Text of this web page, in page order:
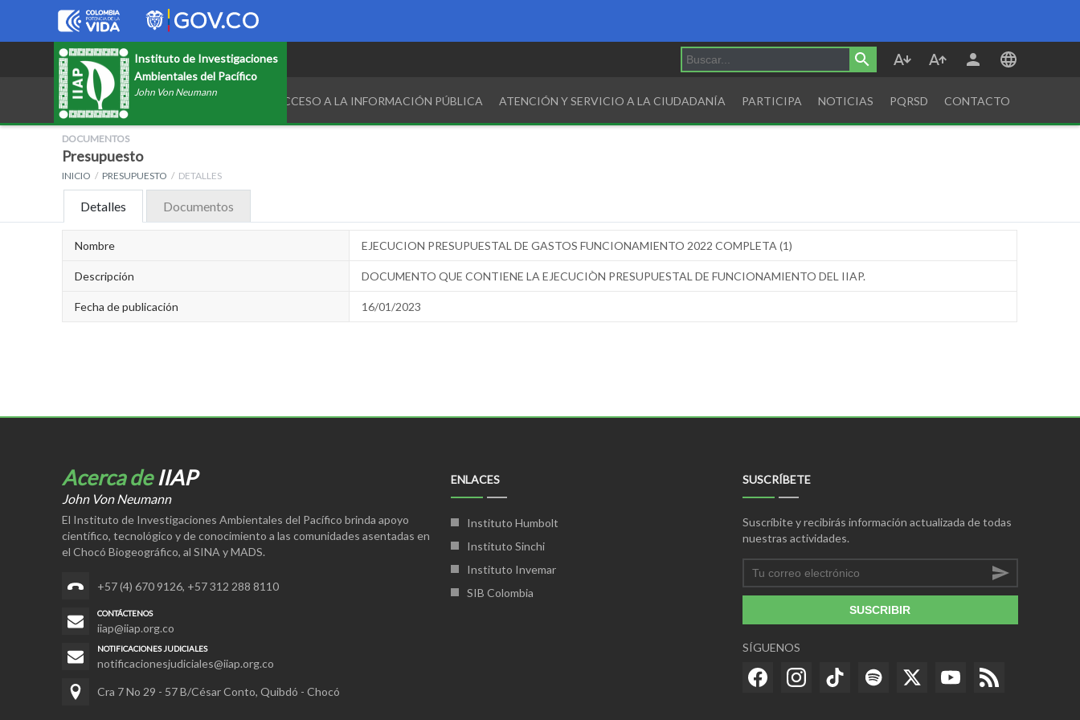
Instituto de Investigaciones
Ambientales del Pacífico
John Von Neumann
TRANSPARENCIA Y ACCESO A LA INFORMACIÓN PÚBLICA ATENCIÓN Y SERVICIO A LA CIUDADANÍA PARTICIPA NOTICIAS PQRSD CONTACTO
DOCUMENTOS
Presupuesto
INICIO PRESUPUESTO DETALLES
Detalles Documentos
Nombre EJECUCION PRESUPUESTAL DE GASTOS FUNCIONAMIENTO 2022 COMPLETA (1)
Descripción DOCUMENTO QUE CONTIENE LA EJECUCIÒN PRESUPUESTAL DE FUNCIONAMIENTO DEL IIAP.
Fecha de publicación 16/01/2023
Acerca deIIAP
John Von Neumann
El Instituto de Investigaciones Ambientales del Pacífico brinda apoyo
científico, tecnológico y de conocimiento a las comunidades asentadas en
el Chocó Biogeográfico, al SINA y MADS.
+57 (4) 670 9126, +57 312 288 8110
CONTÁCTENOS
iiap@iiap.org.co
NOTIFICACIONES JUDICIALES
notificacionesjudiciales@iiap.org.co
Cra 7 No 29 - 57 B/César Conto, Quibdó - Chocó
ENLACES
Instituto Humbolt
Instituto Sinchi
Instituto Invemar
SIB Colombia
SUSCRÍBETE
Suscríbite y recibirás información actualizada de todas
nuestras actividades.
SUSCRIBIR
SÍGUENOS